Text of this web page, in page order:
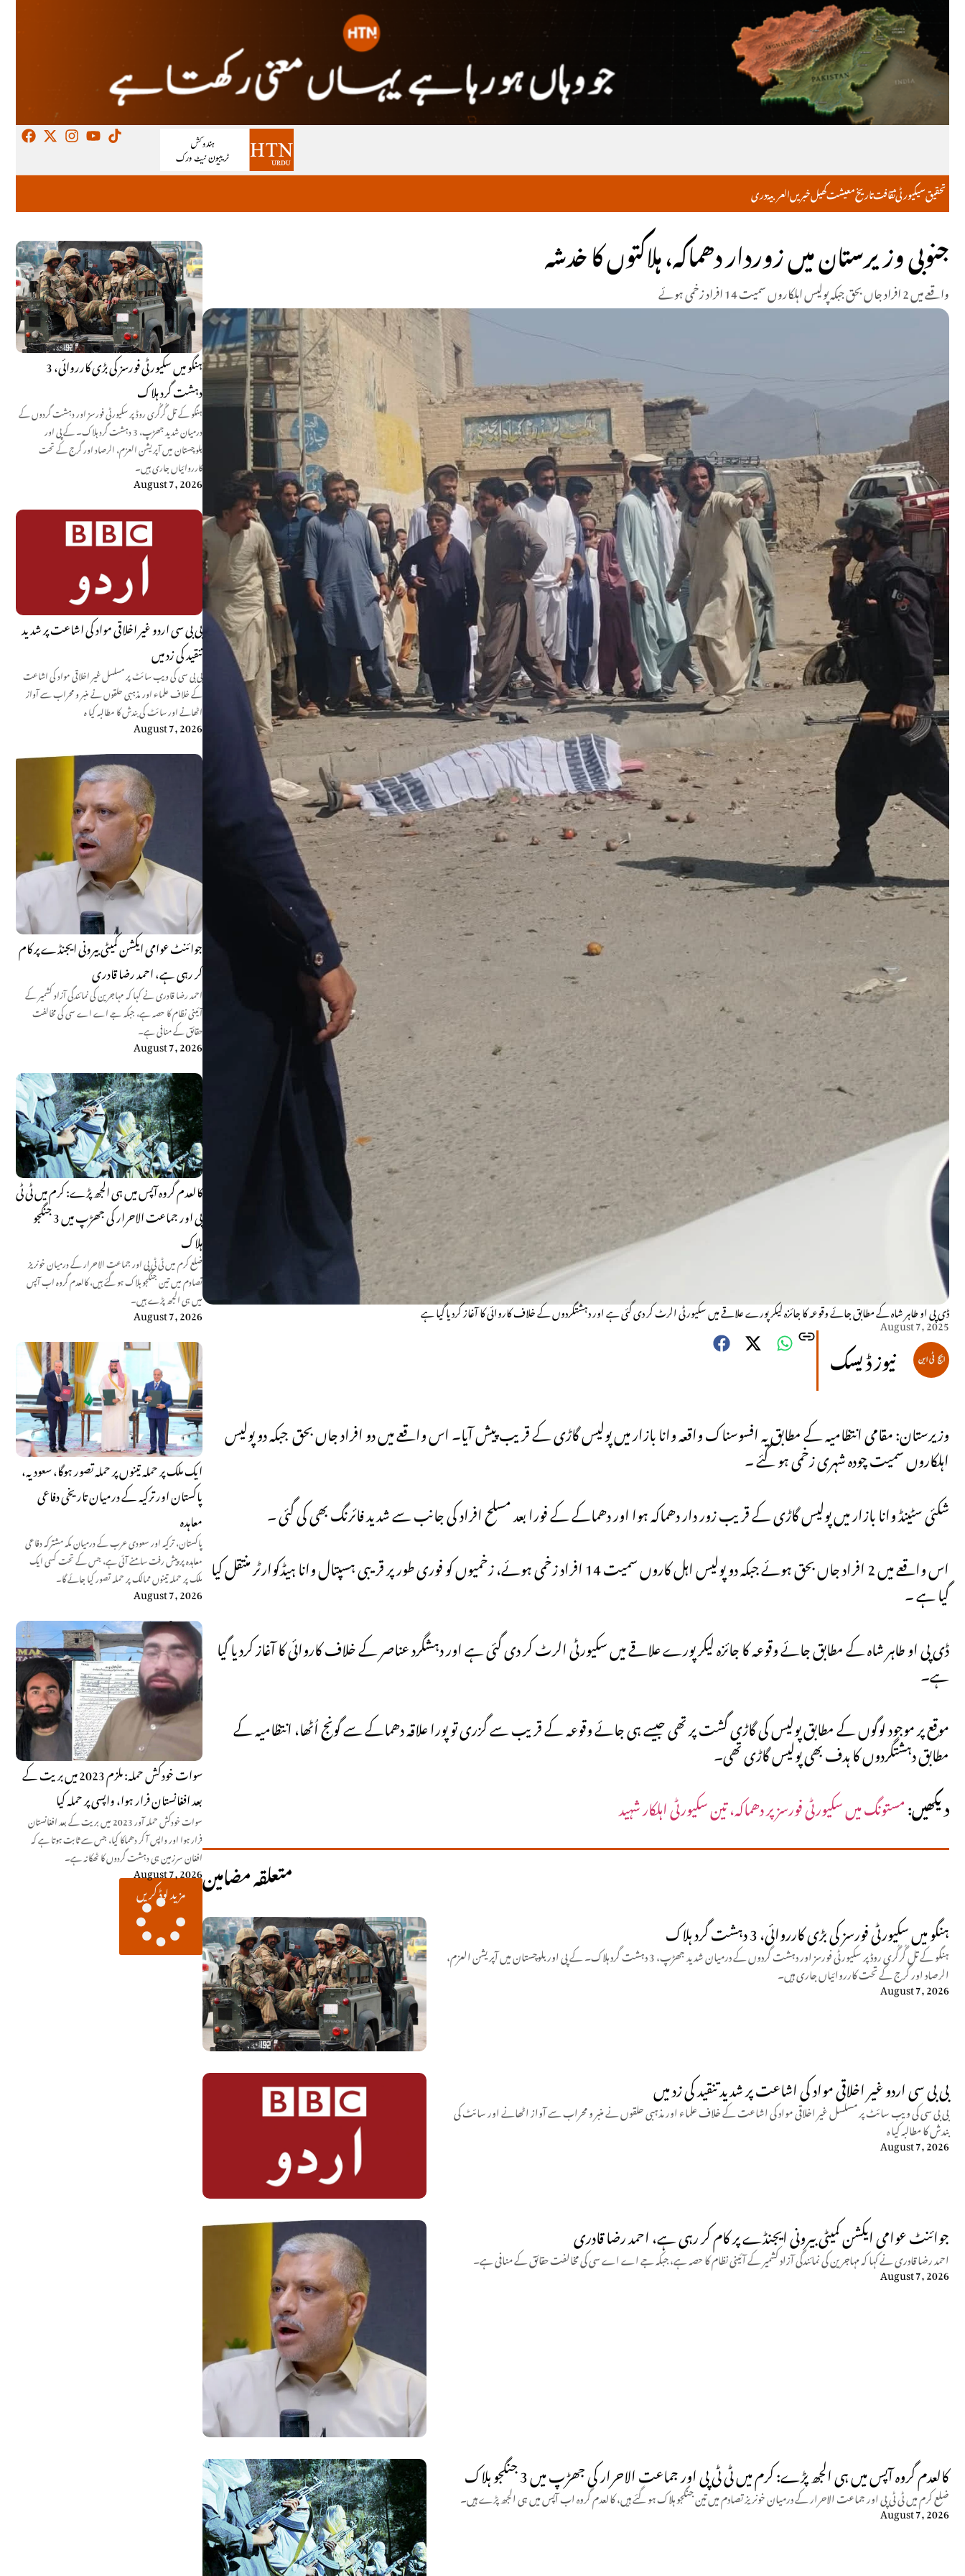
خبریںکھیلمعیشتتاریخثقافتسیکیورٹیتحقیق دریالعربية
ہنگو میں سکیورٹی فورسز کی بڑی کارروائی، 3
دہشت گرد ہلاک
ہنگو کے تل گُرگُری روڈ پر سکیورٹی فورسز اور دہشت گردوں کے
درمیان شدید جھڑپ، 3 دہشت گرد ہلاک۔ کے پی اور
بلوچستان میں آپریشن العزم، الرصاد اور گرج کے تحت
کارروائیاں جاری ہیں۔
August 7, 2026
بی بی سی اردو غیر اخلاقی مواد کی اشاعت پر شدید
تنقید کی زد میں
بی بی سی کی ویب سائٹ پر مسلسل غیر اخلاقی مواد کی اشاعت
کے خلاف علماء اور مذہبی حلقوں نے منبر و محراب سے آواز
اٹھانے اور سائٹ کی بندش کا مطالبہ کیا ہ
August 7, 2026
جوائنٹ عوامی ایکشن کمیٹی بیرونی ایجنڈے پر کام
کر رہی ہے، احمد رضا قادری
احمد رضا قادری نے کہا کہ مہاجرین کی نمائندگی آزاد کشمیر کے
آئینی نظام کا حصہ ہے، جبکہ جے اے اے سی کی مخالفت
حقائق کے منافی ہے۔
August 7, 2026
کالعدم گروہ آپس میں ہی الجھ پڑے: کرم میں ٹی ٹی
پی اور جماعت الاحرار کی جھڑپ میں 3 جنگجو
ہلاک
ضلع کرم میں ٹی ٹی پی اور جماعت الاحرار کے درمیان خونریز
تصادم میں تین جنگجو ہلاک ہو گئے ہیں، کالعدم گروہ اب آپس
میں ہی الجھ پڑے ہیں۔
August 7, 2026
ایک ملک پر حملہ تینوں پر حملہ تصور ہوگا، سعودیہ،
پاکستان اور ترکیہ کے درمیان تاریخی دفاعی
معاہدہ
پاکستان، ترکیہ اور سعودی عرب کے درمیان مکہ مشترکہ دفاعی
معاہدہ پر پیش رفت سامنے آئی ہے، جس کے تحت کسی ایک
ملک پر حملہ تینوں ممالک پر حملہ تصور کیا جائے گا۔
August 7, 2026
سوات خودکش حملہ: ملزم 2023 میں بریت کے
بعد افغانستان فرار ہوا، واپسی پر حملہ کیا
سوات خودکش حملہ آور 2023 میں بریت کے بعد افغانستان
فرار ہوا اور واپس آ کر دھماکا کیا، جس سے ثابت ہوتا ہے کہ
افغان سرزمین ہی دہشت گردوں کا ٹھکانہ ہے۔
August 7, 2026
مزید لوڈ کریں
جنوبی وزیرستان میں زوردار دھماکہ، ہلاکتوں کا خدشہ
واقعے میں 2 افراد جاں بحق جبکہ پولیس اہلکاروں سمیت 14 افراد زخمی ہوئے
ڈی پی او طاہر شاہ کے مطابق جائے وقوعہ کا جائزہ لیکر پورے علاقے میں سکیورٹی الرٹ کر دی گئی ہے اور دہشتگردوں کے خلاف کاروائی کا آغاز کردیا گیا ہے
August 7, 2025
نیوز ڈیسک
وزیرستان: مقامی انتظامیہ کے مطابق یہ افسوسناک واقعہ وانا بازار میں پولیس گاڑی کے قریب پیش آیا۔ اس واقعے میں دو افراد جاں بحق جبکہ دو پولیس
اہلکاروں سمیت چودہ شہری زخمی ہو گئے ۔
شکئی سٹینڈ وانا بازار میں پولیس گاڑی کے قریب زور دار دھماکہ ہوا اور دھماکے کے فورا بعد مسلح افراد کی جانب سے شدید فائرنگ بھی کی گئی ۔
اس واقعے میں 2 افراد جاں بحق ہوئے جبکہ دو پولیس اہل کاروں سمیت 14 افراد زخمی ہوئے، زخمیوں کو فوری طور پر قریبی ہسپتال وانا ہیڈکوارٹر منتقل کیا
گیا ہے ۔
ڈی پی او طاہر شاہ کے مطابق جائے وقوعہ کا جائزہ لیکر پورے علاقے میں سکیورٹی الرٹ کر دی گئی ہے اور دہشگرد عناصر کے خلاف کاروائی کا آغاز کردیا گیا
ہے۔
موقع پر موجود لوگوں کے مطابق پولیس کی گاڑی گشت پر تھی جیسے ہی جائے وقوعہ کے قریب سے گزری تو پورا علاقہ دھماکے سے گونج اُٹھا، انتظامیہ کے
مطابق دہشتگردوں کا ہدف بھی پولیس گاڑی تھی۔
دیکھیں:مستونگ میں سکیورٹی فورسز پر دھماکہ، تین سکیورٹی اہلکار شہید
متعلقہ مضامین
ہنگو میں سکیورٹی فورسز کی بڑی کارروائی، 3 دہشت گرد ہلاک
ہنگو کے تل گُرگُری روڈ پر سکیورٹی فورسز اور دہشت گردوں کے درمیان شدید جھڑپ، 3 دہشت گرد ہلاک۔ کے پی اور بلوچستان میں آپریشن العزم،
الرصاد اور گرج کے تحت کارروائیاں جاری ہیں۔
August 7, 2026
بی بی سی اردو غیر اخلاقی مواد کی اشاعت پر شدید تنقید کی زد میں
بی بی سی کی ویب سائٹ پر مسلسل غیر اخلاقی مواد کی اشاعت کے خلاف علماء اور مذہبی حلقوں نے منبر و محراب سے آواز اٹھانے اور سائٹ کی
بندش کا مطالبہ کیا ہ
August 7, 2026
جوائنٹ عوامی ایکشن کمیٹی بیرونی ایجنڈے پر کام کر رہی ہے، احمد رضا قادری
احمد رضا قادری نے کہا کہ مہاجرین کی نمائندگی آزاد کشمیر کے آئینی نظام کا حصہ ہے، جبکہ جے اے اے سی کی مخالفت حقائق کے منافی ہے۔
August 7, 2026
کالعدم گروہ آپس میں ہی الجھ پڑے: کرم میں ٹی ٹی پی اور جماعت الاحرار کی جھڑپ میں 3 جنگجو ہلاک
ضلع کرم میں ٹی ٹی پی اور جماعت الاحرار کے درمیان خونریز تصادم میں تین جنگجو ہلاک ہو گئے ہیں، کالعدم گروہ اب آپس میں ہی الجھ پڑے ہیں۔
August 7, 2026